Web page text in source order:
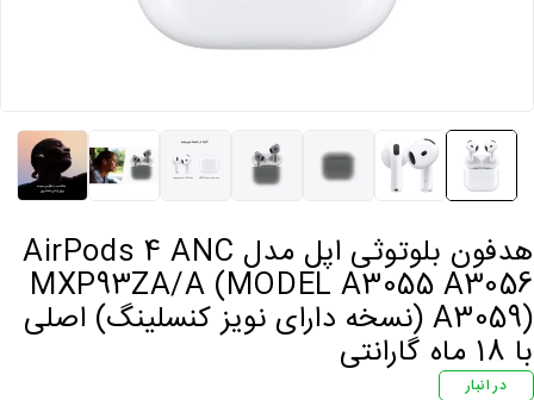
هدفون بلوتوثی اپل مدل AirPods 4 ANC
MXP93ZA/A (MODEL A3055 A3056
A3059) (نسخه دارای نویز کنسلینگ) اصلی
با 18 ماه گارانتی
در انبار